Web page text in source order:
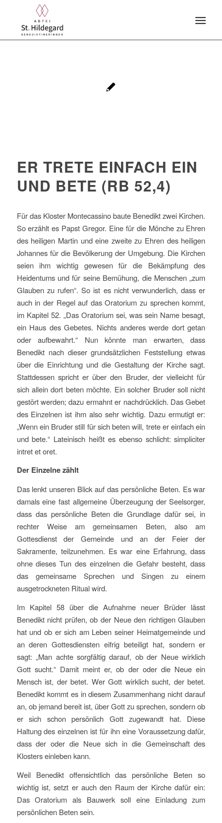
ER TRETE EINFACH EIN
UND BETE (RB 52,4)
Für das Kloster Montecassino baute Benedikt zwei Kirchen.
So erzählt es Papst Gregor. Eine für die Mönche zu Ehren
des heiligen Martin und eine zweite zu Ehren des heiligen
Johannes für die Bevölkerung der Umgebung. Die Kirchen
seien ihm wichtig gewesen für die Bekämpfung des
Heidentums und für seine Bemühung, die Menschen „zum
Glauben zu rufen“. So ist es nicht verwunderlich, dass er
auch in der Regel auf das Oratorium zu sprechen kommt,
im Kapitel 52. „Das Oratorium sei, was sein Name besagt,
ein Haus des Gebetes. Nichts anderes werde dort getan
oder aufbewahrt.“ Nun könnte man erwarten, dass
Benedikt nach dieser grundsätzlichen Feststellung etwas
über die Einrichtung und die Gestaltung der Kirche sagt.
Stattdessen spricht er über den Bruder, der vielleicht für
sich allein dort beten möchte. Ein solcher Bruder soll nicht
gestört werden; dazu ermahnt er nachdrücklich. Das Gebet
des Einzelnen ist ihm also sehr wichtig. Dazu ermutigt er:
„Wenn ein Bruder still für sich beten will, trete er einfach ein
und bete.“ Lateinisch heißt es ebenso schlicht: simpliciter
intret et oret.
Der Einzelne zählt
Das lenkt unseren Blick auf das persönliche Beten. Es war
damals eine fast allgemeine Überzeugung der Seelsorger,
dass das persönliche Beten die Grundlage dafür sei, in
rechter Weise am gemeinsamen Beten, also am
Gottesdienst der Gemeinde und an der Feier der
Sakramente, teilzunehmen. Es war eine Erfahrung, dass
ohne dieses Tun des einzelnen die Gefahr besteht, dass
das gemeinsame Sprechen und Singen zu einem
ausgetrockneten Ritual wird.
Im Kapitel 58 über die Aufnahme neuer Brüder lässt
Benedikt nicht prüfen, ob der Neue den richtigen Glauben
hat und ob er sich am Leben seiner Heimatgemeinde und
an deren Gottesdiensten eifrig beteiligt hat, sondern er
sagt: „Man achte sorgfältig darauf, ob der Neue wirklich
Gott sucht.“ Damit meint er, ob der oder die Neue ein
Mensch ist, der betet. Wer Gott wirklich sucht, der betet.
Benedikt kommt es in diesem Zusammenhang nicht darauf
an, ob jemand bereit ist, über Gott zu sprechen, sondern ob
er sich schon persönlich Gott zugewandt hat. Diese
Haltung des einzelnen ist für ihn eine Voraussetzung dafür,
dass der oder die Neue sich in die Gemeinschaft des
Klosters einleben kann.
Weil Benedikt offensichtlich das persönliche Beten so
wichtig ist, setzt er auch den Raum der Kirche dafür ein:
Das Oratorium als Bauwerk soll eine Einladung zum
persönlichen Beten sein.